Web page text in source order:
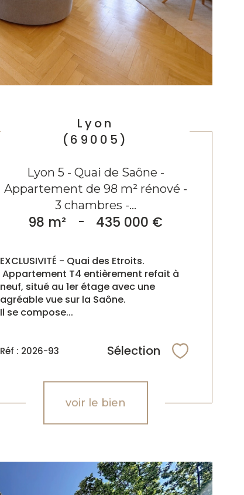
Lyon
(69005)
Lyon 5 - Quai de Saône -
Appartement de 98 m² rénové -
3 chambres -...
98 m² - 435 000 €
EXCLUSIVITÉ - Quai des Etroits.
Appartement T4 entièrement refait à
neuf, situé au 1er étage avec une
agréable vue sur la Saône.
Il se compose...
Réf : 2026-93 Sélection
voir le bien